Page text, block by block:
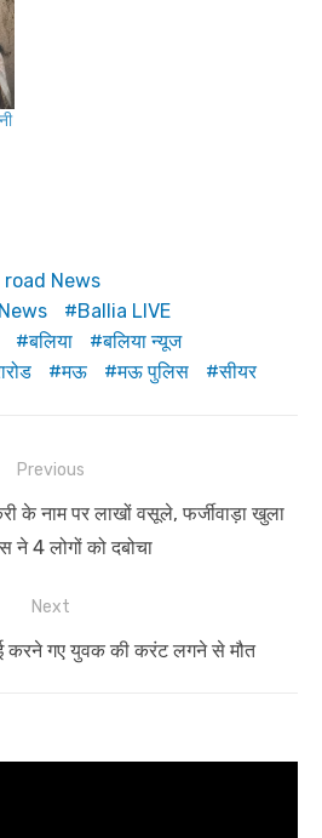
News
Ballia LIVE
बलिया
बलिया न्यूज
मऊ मऊ पुलिस सीयर
Previous
के नाम पर लाखों वसूले, फर्जीवाड़ा खुला
ने 4 लोगों को दबोचा
Next
करने गए युवक की करंट लगने से मौत